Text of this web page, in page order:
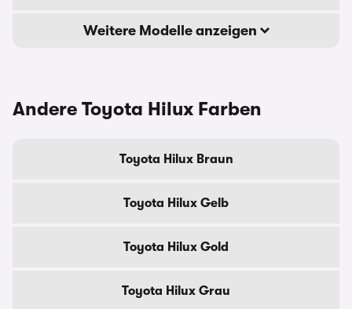
Weitere Modelle anzeigen
Andere Toyota Hilux Farben
Toyota Hilux Braun
Toyota Hilux Gelb
Toyota Hilux Gold
Toyota Hilux Grau